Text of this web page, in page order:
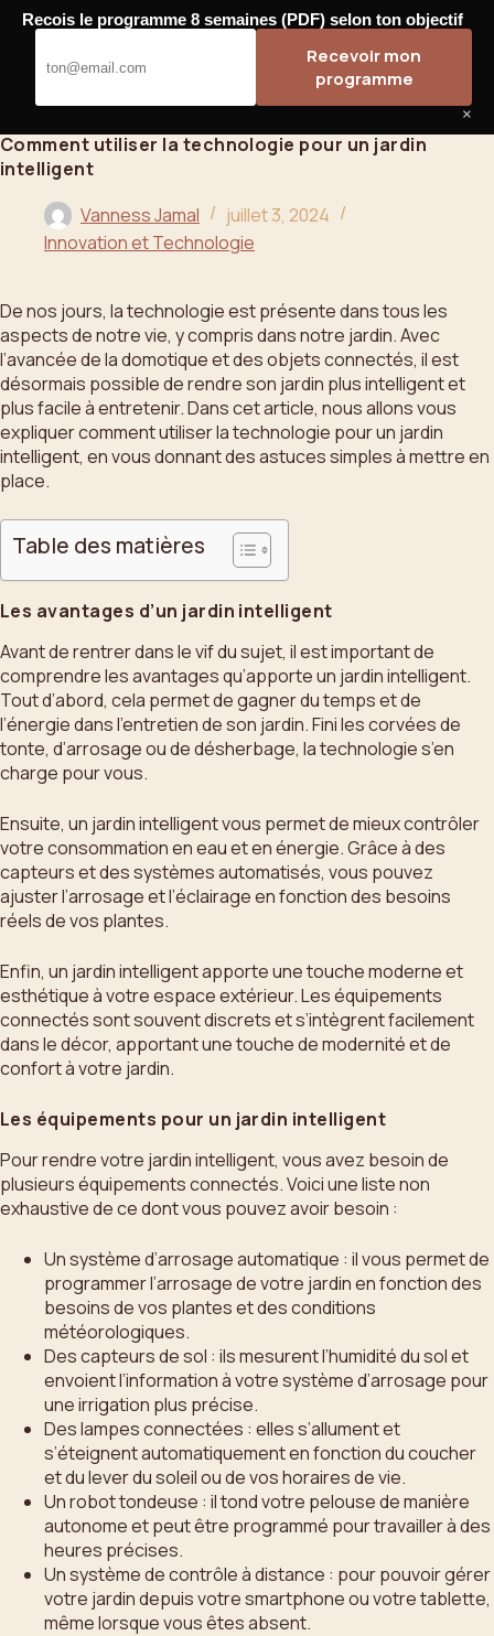
Passer
contenu
Bahoo
Comment utiliser la technologie pour un jardin
intelligent
Vanness Jamal
juillet 3, 2024
Innovation et Technologie
De nos jours, la technologie est présente dans tous les
aspects de notre vie, y compris dans notre jardin. Avec
l’avancée de la domotique et des objets connectés, il est
désormais possible de rendre son jardin plus intelligent et
plus facile à entretenir. Dans cet article, nous allons vous
expliquer comment utiliser la technologie pour un jardin
intelligent, en vous donnant des astuces simples à mettre en
place.
Table des matières
Les avantages d’un jardin intelligent
Avant de rentrer dans le vif du sujet, il est important de
comprendre les avantages qu’apporte un jardin intelligent.
Tout d’abord, cela permet de gagner du temps et de
l’énergie dans l’entretien de son jardin. Fini les corvées de
tonte, d’arrosage ou de désherbage, la technologie s’en
charge pour vous.
Ensuite, un jardin intelligent vous permet de mieux contrôler
votre consommation en eau et en énergie. Grâce à des
capteurs et des systèmes automatisés, vous pouvez
ajuster l’arrosage et l’éclairage en fonction des besoins
réels de vos plantes.
Enfin, un jardin intelligent apporte une touche moderne et
esthétique à votre espace extérieur. Les équipements
connectés sont souvent discrets et s’intègrent facilement
dans le décor, apportant une touche de modernité et de
confort à votre jardin.
Les équipements pour un jardin intelligent
Pour rendre votre jardin intelligent, vous avez besoin de
plusieurs équipements connectés. Voici une liste non
exhaustive de ce dont vous pouvez avoir besoin :
Un système d’arrosage automatique : il vous permet de
programmer l’arrosage de votre jardin en fonction des
besoins de vos plantes et des conditions
météorologiques.
Des capteurs de sol : ils mesurent l’humidité du sol et
envoient l’information à votre système d’arrosage pour
une irrigation plus précise.
Des lampes connectées : elles s’allument et
s’éteignent automatiquement en fonction du coucher
et du lever du soleil ou de vos horaires de vie.
Un robot tondeuse : il tond votre pelouse de manière
autonome et peut être programmé pour travailler à des
heures précises.
Un système de contrôle à distance : pour pouvoir gérer
votre jardin depuis votre smartphone ou votre tablette,
même lorsque vous êtes absent.
Recois le programme 8 semaines (PDF) selon ton objectif
Recevoir mon
programme
×